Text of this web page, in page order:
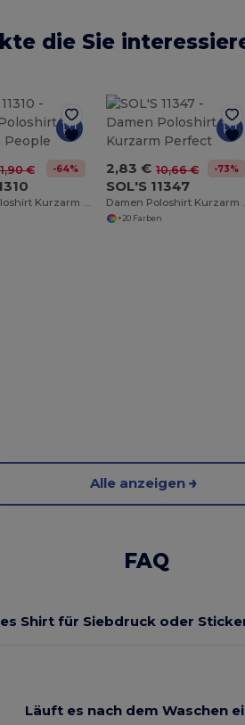
die Sie
€ -64%
Damen Poloshirt Kurzarm People
2,83 € 10,66 € -73%
SOL'S 11347
+20 Farben
Alle anzeigen
FAQ
Shirt für Siebdruck oder
Läuft es nach dem Waschen